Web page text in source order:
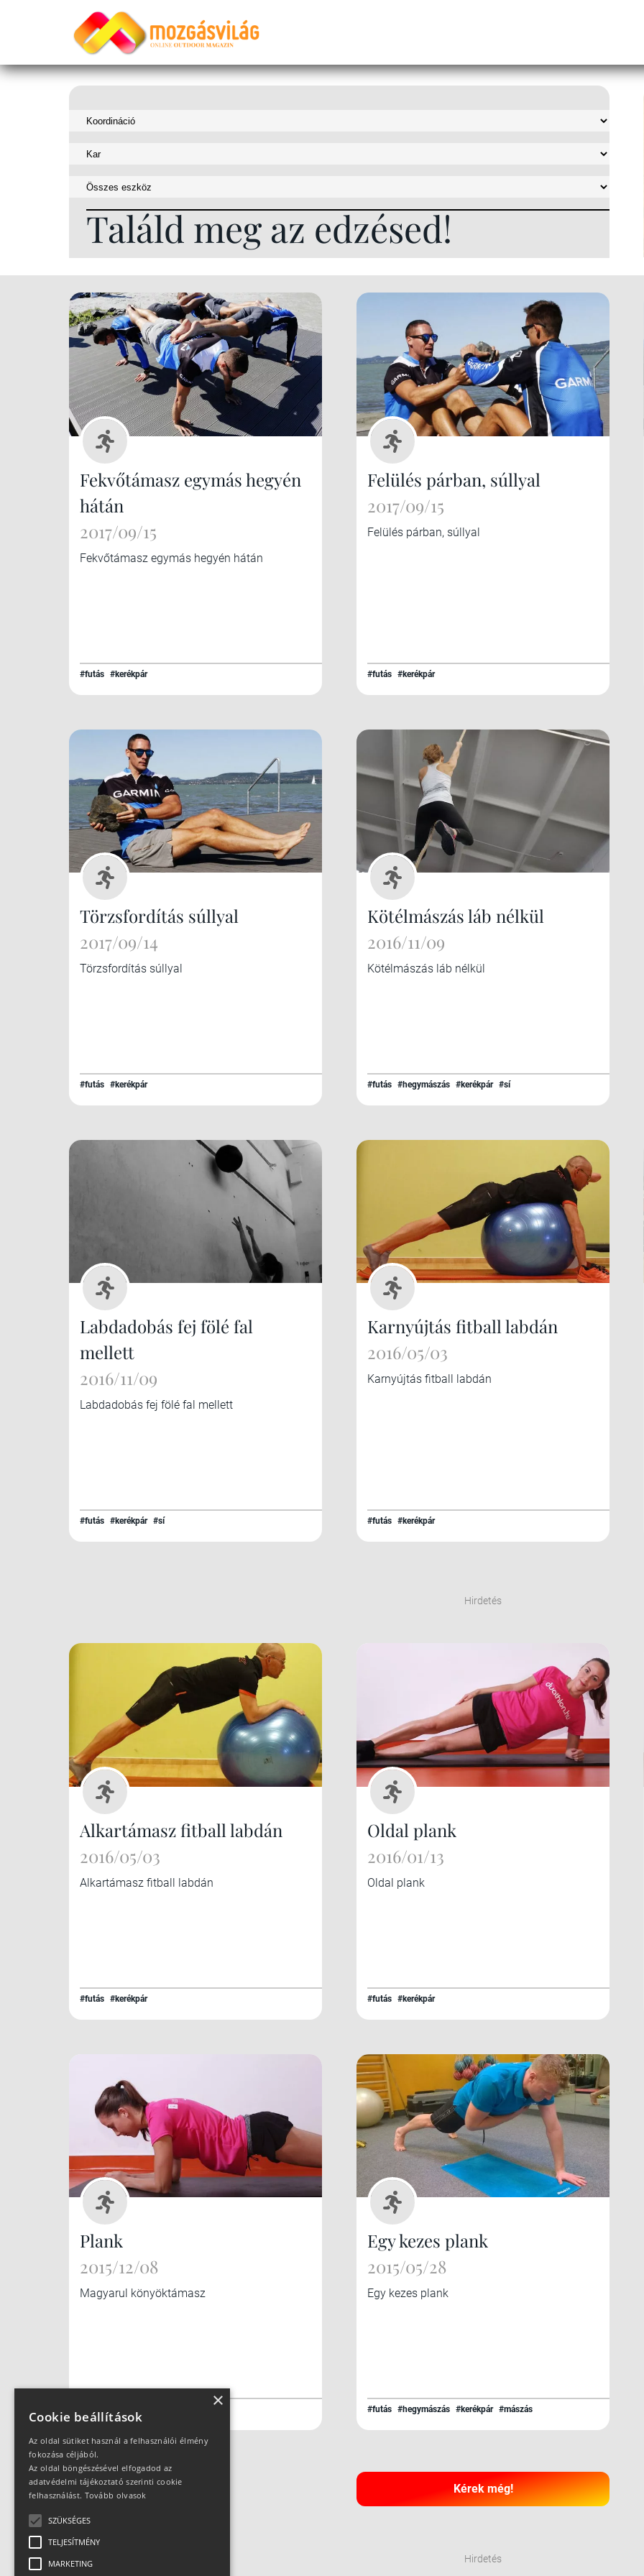
Találd meg az edzésed!
Fekvőtámasz egymás hegyén
hátán
2017/09/15
Fekvőtámasz egymás hegyén hátán
#futás #kerékpár
Felülés párban, súllyal
2017/09/15
Felülés párban, súllyal
#futás #kerékpár
Törzsfordítás súllyal
2017/09/14
Törzsfordítás súllyal
#futás #kerékpár
Kötélmászás láb nélkül
2016/11/09
Kötélmászás láb nélkül
#futás #hegymászás #kerékpár #sí
Labdadobás fej fölé fal
mellett
2016/11/09
Labdadobás fej fölé fal mellett
#futás #kerékpár #sí
Karnyújtás fitball labdán
2016/05/03
Karnyújtás fitball labdán
#futás #kerékpár
Hirdetés
Alkartámasz fitball labdán
2016/05/03
Alkartámasz fitball labdán
#futás #kerékpár
Oldal plank
2016/01/13
Oldal plank
#futás #kerékpár
Plank
2015/12/08
Magyarul könyöktámasz
Egy kezes plank
2015/05/28
Egy kezes plank
#futás #hegymászás #kerékpár #mászás
Kérek még!
Hirdetés
×
Cookie beállítások
Az oldal sütiket használ a felhasználói élmény
fokozása céljából.
Az oldal böngészésével elfogadod az
adatvédelmi tájékoztató szerinti cookie
felhasználást. Tovább olvasok
SZÜKSÉGES
TELJESÍTMÉNY
MARKETING